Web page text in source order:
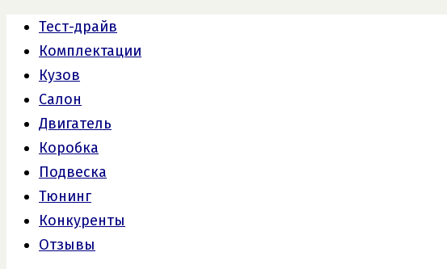
Тест-драйв
Комплектации
Кузов
Салон
Двигатель
Коробка
Подвеска
Тюнинг
Конкуренты
Отзывы